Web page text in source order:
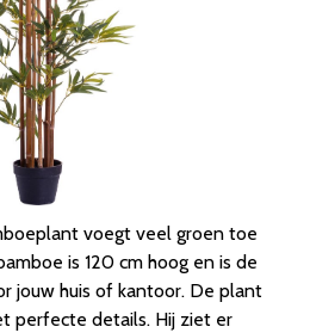
voegt veel groen toe
is 120 cm hoog en is de
jouw huis of kantoor. De plant
perfecte details. Hij ziet er